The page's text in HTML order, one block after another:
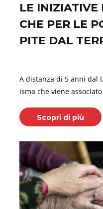
LE INIZIATIVE
CHE PER LE
PITE DAL
A distanza di 5 anni dal
isma che viene
Scopri di più